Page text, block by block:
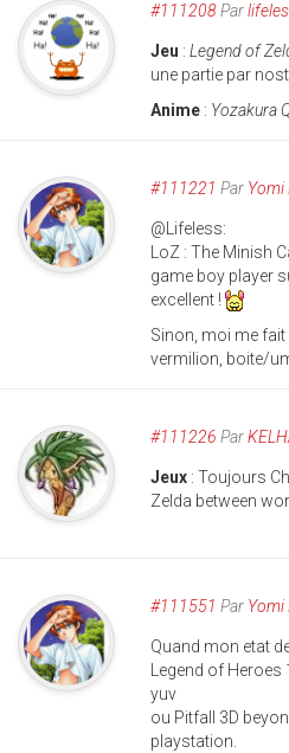
#111208Par
Jeu : Legend of
une partie par
Anime : Yozakura
#111221 Par Yomi
@Lifeless:
LoZ : The Minish
game boy player
excellent !
Sinon, moi me
vermilion, boite/
#111226 Par
Jeux : Toujours
Zelda between
#111551 Par Yomi
Quand mon etat
Legend of
yuv
ou Pitfall 3D
playstation.